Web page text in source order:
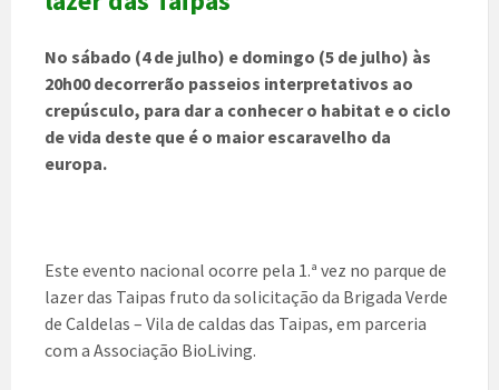
No sábado (4 de julho) e domingo (5 de julho) às
20h00 decorrerão passeios interpretativos ao
crepúsculo, para dar a conhecer o habitat e o ciclo
de vida deste que é o maior escaravelho da
europa.
Este evento nacional ocorre pela 1.ª vez no parque de
lazer das Taipas fruto da solicitação da Brigada Verde
de Caldelas – Vila de caldas das Taipas, em parceria
com a Associação BioLiving.